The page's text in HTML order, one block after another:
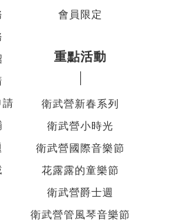
請
會員限定
重點活動
衛武營新春系列
衛武營小時光
衛武營國際音樂節
花露露的童樂節
衛武營爵士週
衛武營管風琴音樂節